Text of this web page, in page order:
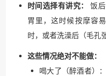
时间选择有讲究：
饭
胃里，这时候按摩容
时，或者洗澡后（毛孔
这些情况绝对不能做：
喝大了（醉酒者）